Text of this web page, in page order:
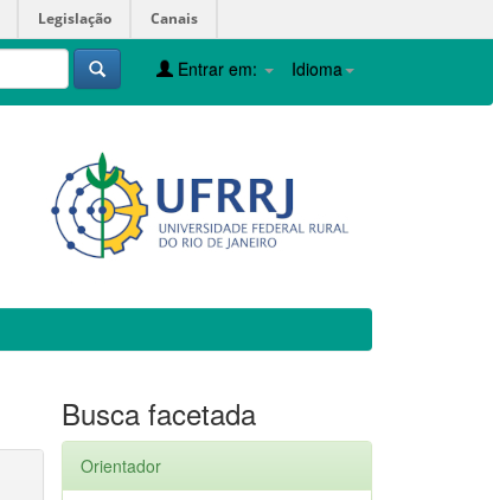
Legislação Canais
Idioma
Entrar em:
Busca facetada
Orientador